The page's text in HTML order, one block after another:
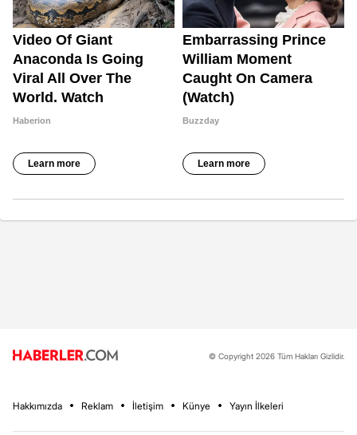
© Copyright 2026 Tüm Hakları Gizlidir.
Hakkımızda Reklam İletişim Künye Yayın İlkeleri